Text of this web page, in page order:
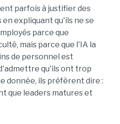
parfois à justifier des
expliquant qu'ils ne se
parce que
mais parce que l'IA la
de personnel est
qu'ils ont trop
donnée, ils préfèrent dire :
que leaders matures et